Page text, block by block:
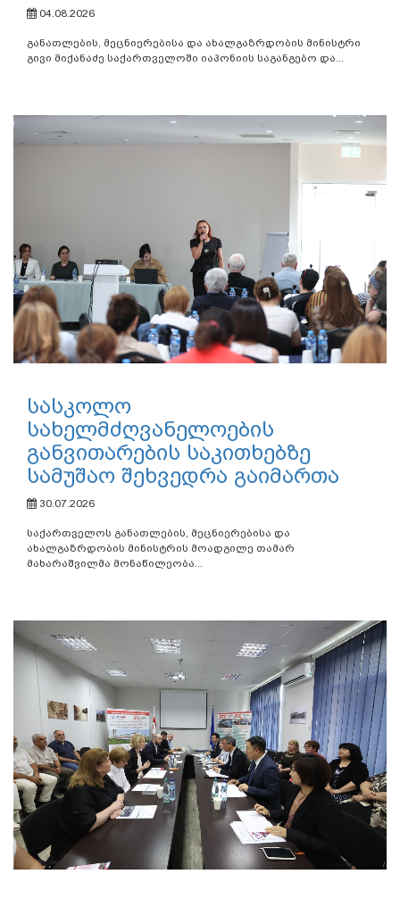
04.08.2026
განათლების, მეცნიერებისა და ახალგაზრდობის მინისტრი
გივი მიქანაძე საქართველოში იაპონიის საგანგებო და...
სასკოლო
სახელმძღვანელოების
განვითარების საკითხებზე
სამუშაო შეხვედრა გაიმართა
30.07.2026
საქართველოს განათლების, მეცნიერებისა და
ახალგაზრდობის მინისტრის მოადგილე თამარ
მახარაშვილმა მონაწილეობა...